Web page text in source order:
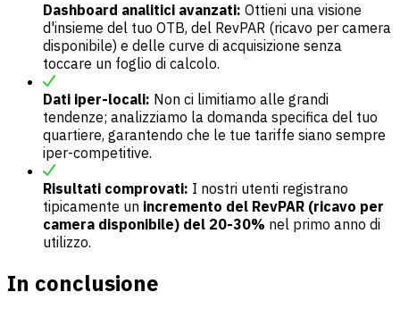
Dashboard analitici avanzati: Ottieni una visione
d'insieme del tuo OTB, del RevPAR (ricavo per camera
disponibile) e delle curve di acquisizione senza
toccare un foglio di calcolo.
Dati iper-locali: Non ci limitiamo alle grandi
tendenze; analizziamo la domanda specifica del tuo
quartiere, garantendo che le tue tariffe siano sempre
iper-competitive.
Risultati comprovati: I nostri utenti registrano
tipicamente un incremento del RevPAR (ricavo per
camera disponibile) del 20-30% nel primo anno di
utilizzo.
In conclusione